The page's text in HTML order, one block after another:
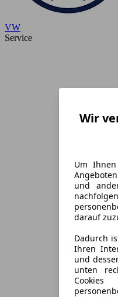
VW
Service
Wir
Um
und
darauf
Dadurch
Ihren
und
unten